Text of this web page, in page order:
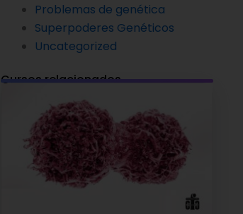
Problemas de genética
Superpoderes Genéticos
Uncategorized
Cursos relacionados